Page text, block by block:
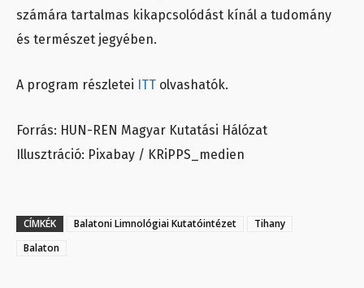
számára tartalmas kikapcsolódást kínál a tudomány
és természet jegyében.
A program részletei ITT olvashatók.
Forrás: HUN-REN Magyar Kutatási Hálózat
Illusztráció: Pixabay / KRiPPS_medien
CÍMKÉK Balatoni Limnológiai Kutatóintézet
Tihany
Balaton